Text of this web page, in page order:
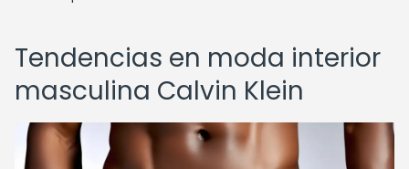
Tendencias en moda interior
masculina Calvin Klein